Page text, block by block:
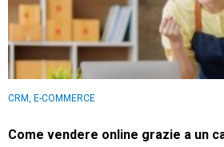
CRM, E-COMMERCE
Come vendere online grazie a un